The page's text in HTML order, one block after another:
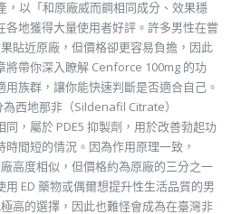
以「和原廠威而鋼相同成分、效果穩
各地獲得大量使用者好評。許多男性在嘗
貼近原廠，但價格卻更容易負擔，因此
將帶你深入瞭解 Cenforce 100mg 的功
族群，讓你能快速判斷是否適合自己。
西地那非（Sildenafil Citrate）
，屬於 PDE5 抑製劑，用於改善勃起功
間短的情況。因為作用原理一致，
高度相似，但價格約為原廠的三分之一
ED 藥物或偶爾想提升性生活品質的男
高的選擇，因此也難怪會成為在臺灣非